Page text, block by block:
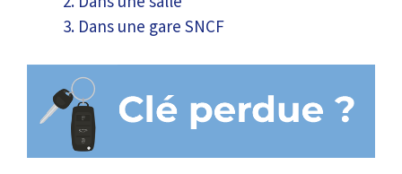
Dans une gare SNCF